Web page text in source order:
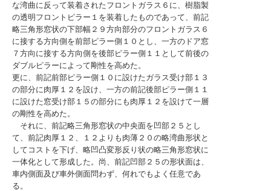
な湾曲に反って装着されたフロントガラス６に、樹脂製
の透明フロントピラー１を装着したものであって、前記
略三角形窓状の下部幅２９方向部分のフロントガラス６
に接する方向側を前部ピラー側１０とし、一方のドア窓
７方向に接する方向側を後部ピラー側１１として前後の
ダブルピラーによって剛性を高めた。
更に、前記前部ピラー側１０に設けたガラス受け部１３
の部分に肉厚１２を設け、一方の前記後部ピラー側１１
に設けた窓受け部１５の部分にも肉厚１２を設けて一層
の剛性を高めた。
それに、前記略三角形窓状の中央面を凹部２５とし
て、前記肉厚１２、１２よりも肉薄２０の略湾曲形状と
してコストを下げ、略凹凸変形反り状の略三角形窓状に
一体化として形成した。尚、前記凹部２５の形状面は、
車内側面及び車外側面問わず、何れでもよく任意であ
る。